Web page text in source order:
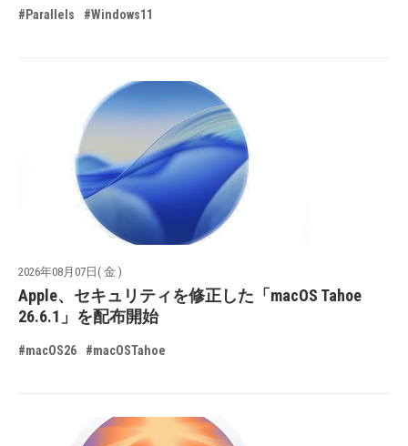
#Parallels #Windows11
2026年08月07日( 金 )
Apple、セキュリティを修正した「macOS Tahoe
26.6.1」を配布開始
#macOS26 #macOSTahoe